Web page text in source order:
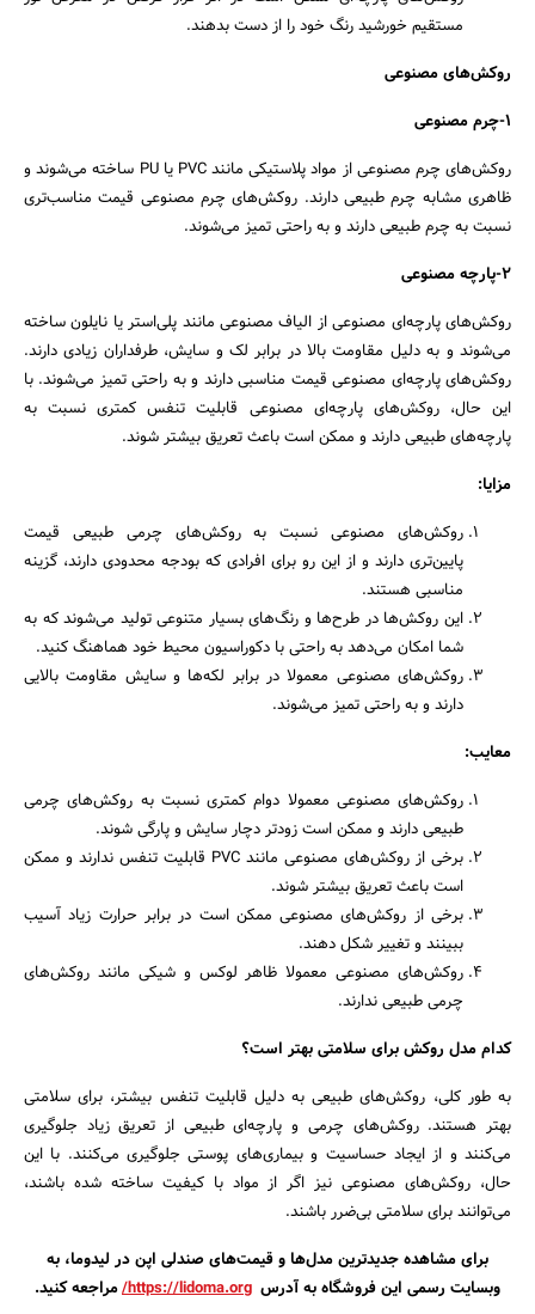
مستقیم خورشید رنگ خود را از دست بدهند.
روکش‌های مصنوعی
1-چرم مصنوعی
روکش‌های چرم مصنوعی از مواد پلاستیکی مانند PVC یا PU ساخته می‌شوند و
ظاهری مشابه چرم طبیعی دارند. روکش‌های چرم مصنوعی قیمت مناسب‌تری
نسبت به چرم طبیعی دارند و به راحتی تمیز می‌شوند.
2-پارچه مصنوعی
روکش‌های پارچه‌ای مصنوعی از الیاف مصنوعی مانند پلی‌استر یا نایلون ساخته
می‌شوند و به دلیل مقاومت بالا در برابر لک و سایش، طرفداران زیادی دارند.
روکش‌های پارچه‌ای مصنوعی قیمت مناسبی دارند و به راحتی تمیز می‌شوند. با
این حال، روکش‌های پارچه‌ای مصنوعی قابلیت تنفس کمتری نسبت به
پارچه‌های طبیعی دارند و ممکن است باعث تعریق بیشتر شوند.
مزایا:
روکش‌های مصنوعی نسبت به روکش‌های چرمی طبیعی قیمت
پایین‌تری دارند و از این رو برای افرادی که بودجه محدودی دارند، گزینه
مناسبی هستند.
این روکش‌ها در طرح‌ها و رنگ‌های بسیار متنوعی تولید می‌شوند که به
شما امکان می‌دهد به راحتی با دکوراسیون محیط خود هماهنگ کنید.
روکش‌های مصنوعی معمولا در برابر لکه‌ها و سایش مقاومت بالایی
دارند و به راحتی تمیز می‌شوند.
معایب:
روکش‌های مصنوعی معمولا دوام کمتری نسبت به روکش‌های چرمی
طبیعی دارند و ممکن است زودتر دچار سایش و پارگی شوند.
برخی از روکش‌های مصنوعی مانند PVC قابلیت تنفس ندارند و ممکن
است باعث تعریق بیشتر شوند.
برخی از روکش‌های مصنوعی ممکن است در برابر حرارت زیاد آسیب
ببینند و تغییر شکل دهند.
روکش‌های مصنوعی معمولا ظاهر لوکس و شیکی مانند روکش‌های
چرمی طبیعی ندارند.
کدام مدل روکش برای سلامتی بهتر است؟
به طور کلی، روکش‌های طبیعی به دلیل قابلیت تنفس بیشتر، برای سلامتی
بهتر هستند. روکش‌های چرمی و پارچه‌ای طبیعی از تعریق زیاد جلوگیری
می‌کنند و از ایجاد حساسیت و بیماری‌های پوستی جلوگیری می‌کنند. با این
حال، روکش‌های مصنوعی نیز اگر از مواد با کیفیت ساخته شده باشند،
می‌توانند برای سلامتی بی‌ضرر باشند.
برای مشاهده جدیدترین مدل‌ها و قیمت‌های صندلی اپن در لیدوما، به
وبسایت رسمی این فروشگاه به آدرس https://lidoma.org/ مراجعه کنید.